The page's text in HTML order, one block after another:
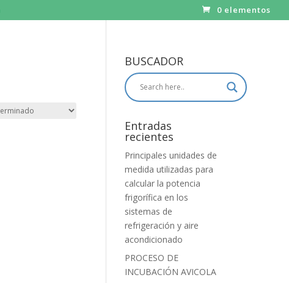
0 elementos
BUSCADOR
Entradas
recientes
Principales unidades de
medida utilizadas para
calcular la potencia
frigorífica en los
sistemas de
refrigeración y aire
acondicionado
PROCESO DE
INCUBACIÓN AVICOLA